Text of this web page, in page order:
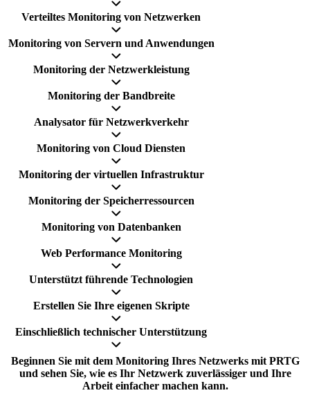
Verteiltes Monitoring von Netzwerken
Monitoring von Servern und Anwendungen
Monitoring der Netzwerkleistung
Monitoring der Bandbreite
Analysator für Netzwerkverkehr
Monitoring von Cloud Diensten
Monitoring der virtuellen Infrastruktur
Monitoring der Speicherressourcen
Monitoring von Datenbanken
Web Performance Monitoring
Unterstützt führende Technologien
Erstellen Sie Ihre eigenen Skripte
Einschließlich technischer Unterstützung
Beginnen Sie mit dem Monitoring Ihres Netzwerks mit PRTG
und sehen Sie, wie es Ihr Netzwerk zuverlässiger und Ihre
Arbeit einfacher machen kann.